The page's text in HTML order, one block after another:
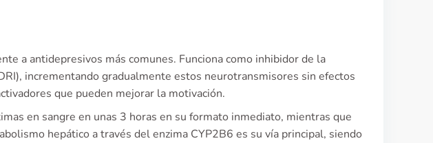
a antidepresivos más comunes. Funciona como inhibidor de la
incrementando gradualmente estos neurotransmisores sin efectos
que pueden mejorar la motivación.
en sangre en unas 3 horas en su formato inmediato, mientras que
hepático a través del enzima CYP2B6 es su vía principal, siendo